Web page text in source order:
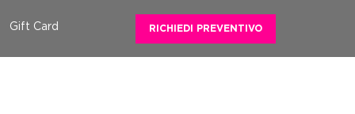
Gift Card RICHIEDI PREVENTIVO